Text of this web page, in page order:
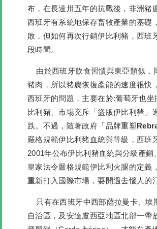
布，在長達卅五年的抗戰後，非洲豬
西班牙有系統地保存畜牧產業的基礎
敗，但如何再次行銷伊比利豬，西班
段時間。
由於西班牙飲食習慣與東亞類似，
豬肉，所以豬農恢復產能的速度很快
西班牙的問題，主要在於:葡萄牙也坐
比利豬、市場充斥「盜版伊比利豬」
跌。不過，隨著政府 「品牌重塑
嚴格規範伊比利豬血統與等級，西班
2001年公布伊比利豬血統與分級產銷
皇家法令嚴格規範伊比利火腿的定義
重新打入國際市場，耍開過去惱人的
只有在西班牙中西部薩拉曼卡、埃
自治區，及安達盧西亞地區北部一帶